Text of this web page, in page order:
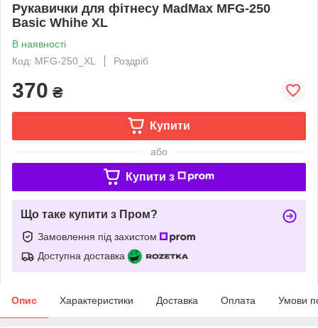
Рукавички для фітнесу MadMax MFG-250
Basic Whihe XL
В наявності
Код: MFG-250_XL
Роздріб
370 ₴
Купити
або
Купити з
Що таке купити з Пром?
Замовлення під захистом
Доступна доставка
Опис Характеристики Доставка Оплата Умови